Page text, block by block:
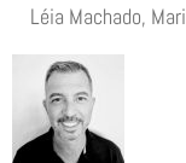
Léia Machado,